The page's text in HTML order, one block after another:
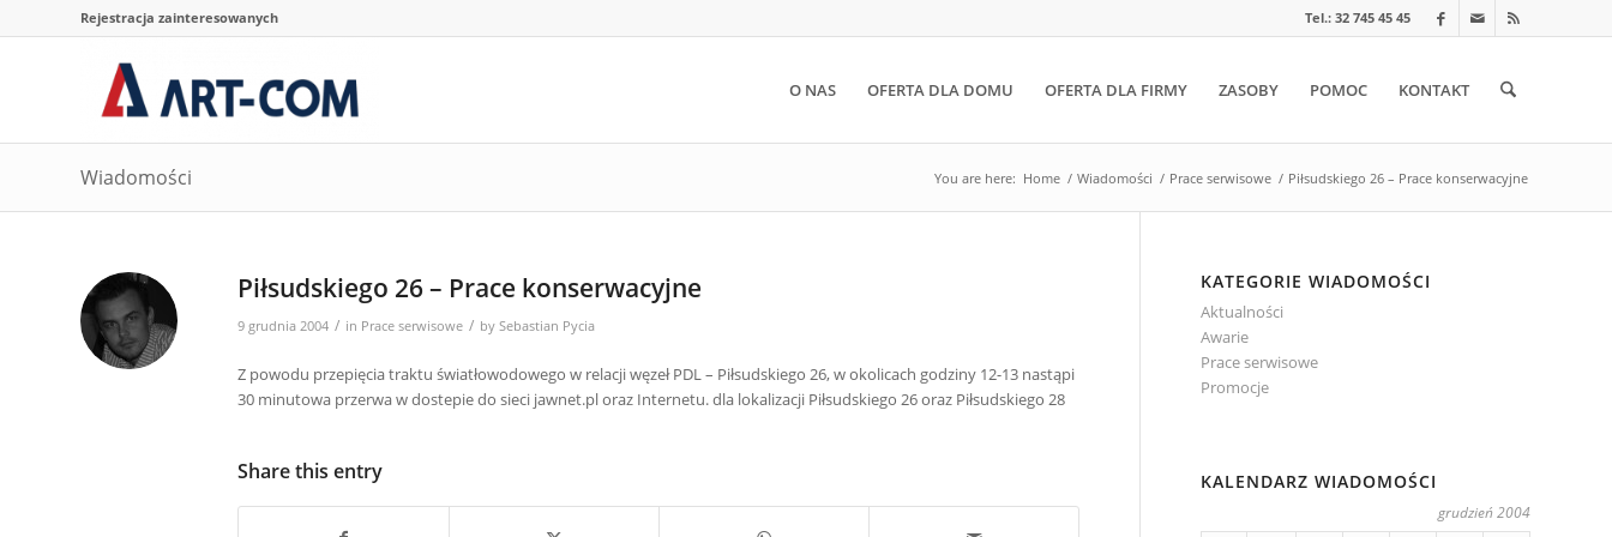
Rejestracja zainteresowanych Tel.: 32 745 45 45
O NAS OFERTA DLA DOMU OFERTA DLA FIRMY ZASOBY POMOC KONTAKT
Wiadomości You are here: Home / Wiadomości / Prace serwisowe / Piłsudskiego 26 – Prace konserwacyjne
Piłsudskiego 26 – Prace konserwacyjne
9 grudnia 2004 / in Prace serwisowe / by Sebastian Pycia
Z powodu przepięcia traktu światłowodowego w relacji węzeł PDL – Piłsudskiego 26, w okolicach godziny 12-13 nastąpi
30 minutowa przerwa w dostepie do sieci jawnet.pl oraz Internetu. dla lokalizacji Piłsudskiego 26 oraz Piłsudskiego 28
Share this entry
KATEGORIE WIADOMOŚCI
Aktualności
Awarie
Prace serwisowe
Promocje
KALENDARZ WIADOMOŚCI
grudzień 2004